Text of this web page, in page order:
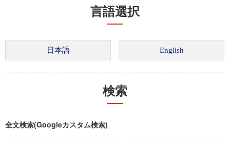
言語選択
検索
全文検索(Googleカスタム検索)